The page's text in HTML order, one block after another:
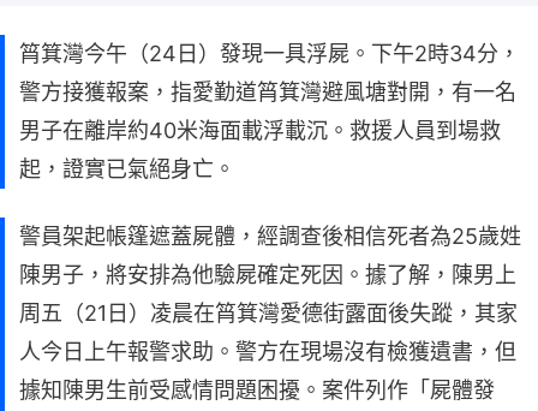
筲箕灣今午（24日）發現一具浮屍。下午2時34分，
警方接獲報案，指愛勤道筲箕灣避風塘對開，有一名
男子在離岸約40米海面載浮載沉。救援人員到場救
起，證實已氣絕身亡。
警員架起帳篷遮蓋屍體，經調查後相信死者為25歲姓
陳男子，將安排為他驗屍確定死因。據了解，陳男上
周五（21日）凌晨在筲箕灣愛德街露面後失蹤，其家
人今日上午報警求助。警方在現場沒有檢獲遺書，但
據知陳男生前受感情問題困擾。案件列作「屍體發